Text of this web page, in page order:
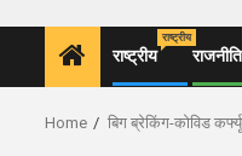
राष्ट्रीय
राष्ट्रीय
राजनीति
Home बिग ब्रेकिंग-कोविड